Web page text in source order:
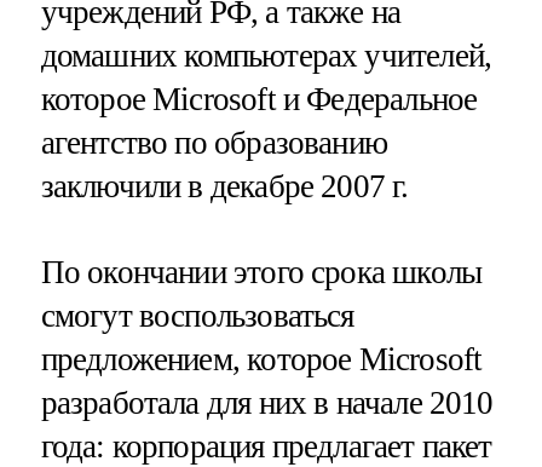
учреждений РФ, а также на
домашних компьютерах учителей,
которое Microsoft и Федеральное
агентство по образованию
заключили в декабре 2007 г.
По окончании этого срока школы
смогут воспользоваться
предложением, которое Microsoft
разработала для них в начале 2010
года: корпорация предлагает пакет